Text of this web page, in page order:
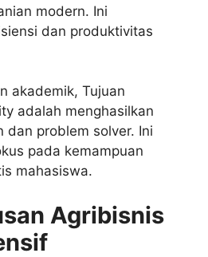
modern. Ini
dan produktivitas
akademik, Tujuan
adalah menghasilkan
dan problem solver. Ini
pada kemampuan
mahasiswa.
Agribisnis